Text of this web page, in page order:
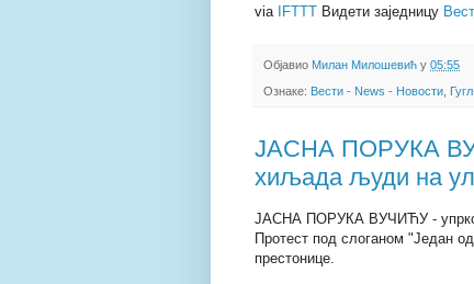
via
IFTTT Видети заједницу
Објавио Милан Милошевић у 05:55
Ознаке: Вести - News - Новости
ЈАСНА ПОРУКА
хиљада људи на
ЈАСНА ПОРУКА ВУЧИЋУ -
Протест под слоганом "Један
престонице.